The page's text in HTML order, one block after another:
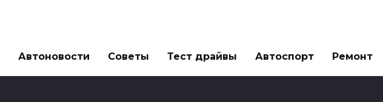
Автоновости Советы Тест драйвы Автоспорт Ремонт